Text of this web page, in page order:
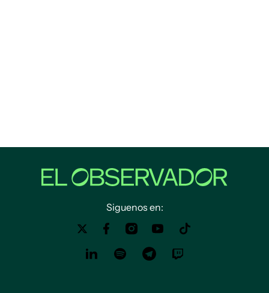
Siguenos en: